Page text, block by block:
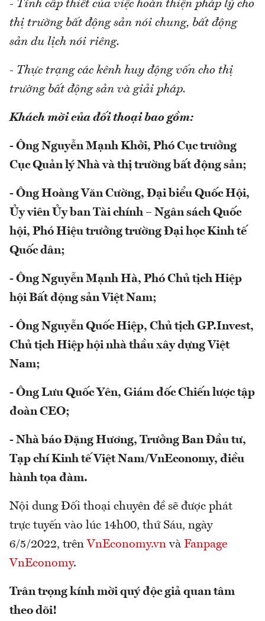
- Tính cấp thiết của việc hoàn thiện pháp lý cho
thị trường bất động sản nói chung, bất động
sản du lịch nói riêng.
- Thực trạng các kênh huy động vốn cho thị
trường bất động sản và giải pháp.
Khách mời của đối thoại bao gồm:
- Ông Nguyễn Mạnh Khởi, Phó Cục trưởng
Cục Quản lý Nhà và thị trường bất động sản;
- Ông Hoàng Văn Cường, Đại biểu Quốc Hội,
Ủy viên Ủy ban Tài chính – Ngân sách Quốc
hội, Phó Hiệu trưởng trường Đại học Kinh tế
Quốc dân;
- Ông Nguyễn Mạnh Hà, Phó Chủ tịch Hiệp
hội Bất động sản Việt Nam;
- Ông Nguyễn Quốc Hiệp, Chủ tịch GP.Invest,
Chủ tịch Hiệp hội nhà thầu xây dựng Việt
Nam;
- Ông Lưu Quốc Yên, Giám đốc Chiến lược tập
đoàn CEO;
- Nhà báo Đặng Hương, Trưởng Ban Đầu tư,
Tạp chí Kinh tế Việt Nam/VnEconomy, điều
hành tọa đàm.
Nội dung Đối thoại chuyên đề sẽ được phát
trực tuyến vào lúc 14h00, thứ Sáu, ngày
6/5/2022, trên VnEconomy.vn và Fanpage
VnEconomy.
Trân trọng kính mời quý độc giả quan tâm
theo dõi!